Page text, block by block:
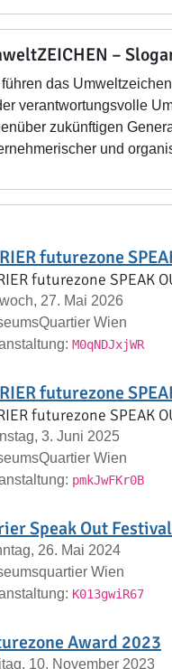
–
das
verantwortungsvolle
zukünftigen
und
futurezone
futurezone SPEAK
27. Mai 2026
Wien
M0qNDJxjWR
futurezone
futurezone SPEAK
3. Juni 2025
Wien
pmkJwFKr0B
Speak Out
26. Mai 2024
Wien
K013gwiR67
Award 2023
10. November 2023